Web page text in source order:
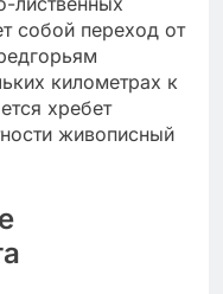
собой переход от
километрах к
хребет
живописный